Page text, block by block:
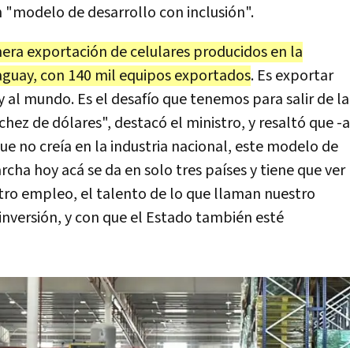
"modelo de desarrollo con inclusión".
exportación de celulares producidos en la
con 140 mil equipos exportados. Es exportar
mundo. Es el desafío que tenemos para salir de la
de dólares", destacó el ministro, y resaltó que -a
no creía en la industria nacional, este modelo de
hoy acá se da en solo tres países y tiene que ver
empleo, el talento de lo que llaman nuestro
y con que el Estado también esté